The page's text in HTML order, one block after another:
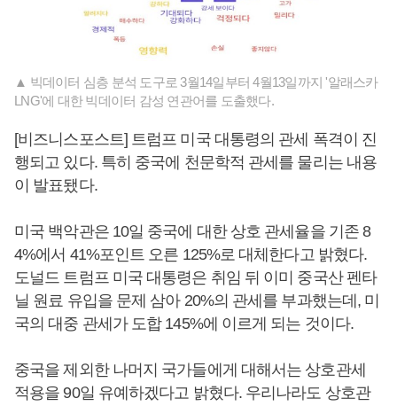
▲ 빅데이터 심층 분석 도구로 3월14일부터 4월13일까지 '알래스카
LNG'에 대한 빅데이터 감성 연관어를 도출했다.
[비즈니스포스트] 트럼프 미국 대통령의 관세 폭격이 진
행되고 있다. 특히 중국에 천문학적 관세를 물리는 내용
이 발표됐다.
미국 백악관은 10일 중국에 대한 상호 관세율을 기존 8
4%에서 41%포인트 오른 125%로 대체한다고 밝혔다.
도널드 트럼프 미국 대통령은 취임 뒤 이미 중국산 펜타
닐 원료 유입을 문제 삼아 20%의 관세를 부과했는데, 미
국의 대중 관세가 도합 145%에 이르게 되는 것이다.
중국을 제외한 나머지 국가들에게 대해서는 상호관세
적용을 90일 유예하겠다고 밝혔다. 우리나라도 상호관